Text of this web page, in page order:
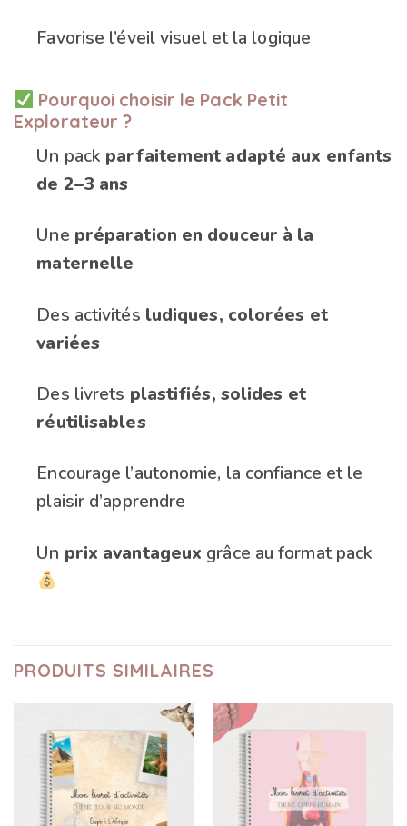
Favorise l’éveil visuel et la logique
Pourquoi choisir le Pack Petit
Explorateur ?
Un pack parfaitement adapté aux enfants
de 2–3 ans
Une préparation en douceur à la
maternelle
Des activités ludiques, colorées et
variées
Des livrets plastifiés, solides et
réutilisables
Encourage l’autonomie, la confiance et le
plaisir d’apprendre
Un prix avantageux grâce au format pack
PRODUITS SIMILAIRES